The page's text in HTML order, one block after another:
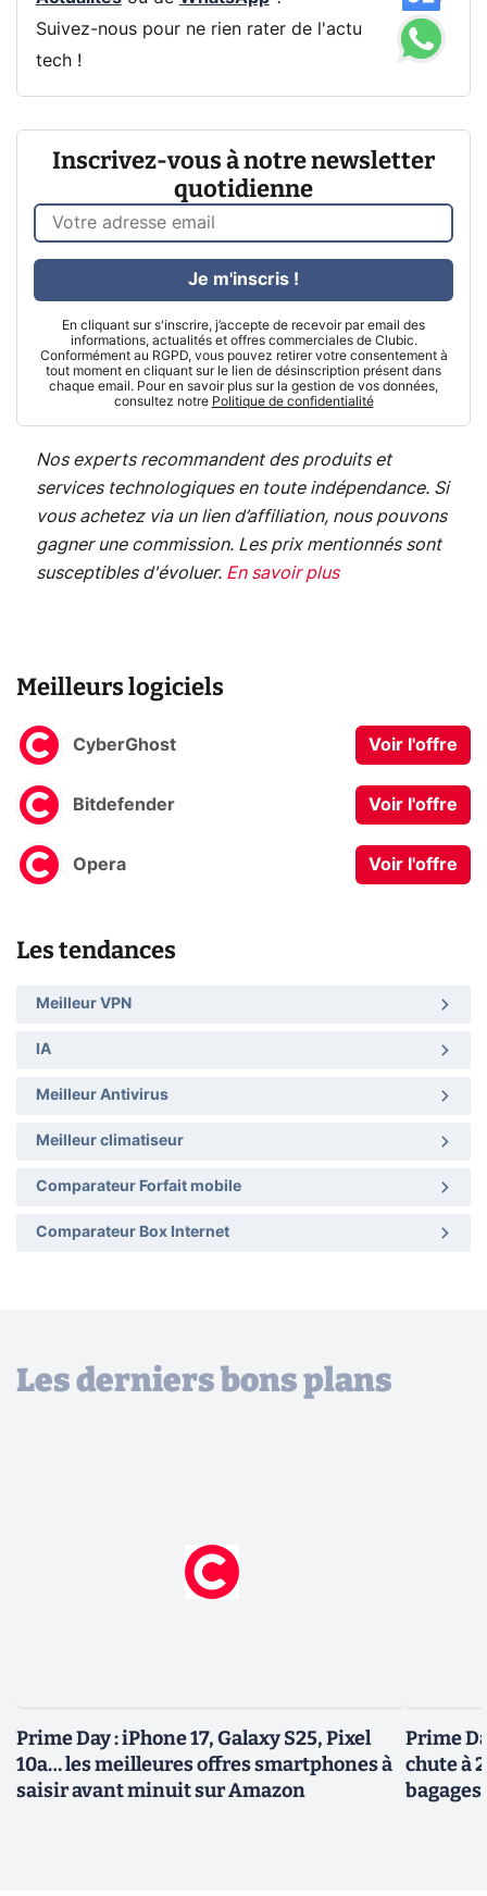
Suivez-nous pour ne rien rater de l'actu
tech !
Inscrivez-vous à notre newsletter
quotidienne
En cliquant sur s'inscrire, j’accepte de recevoir par email des
informations, actualités et offres commerciales de Clubic.
Conformément au RGPD, vous pouvez retirer votre consentement à
tout moment en cliquant sur le lien de désinscription présent dans
chaque email. Pour en savoir plus sur la gestion de vos données,
consultez notre Politique de confidentialité
Je m'inscris !
Nos experts recommandent des produits et
services technologiques en toute indépendance. Si
vous achetez via un lien d’affiliation, nous pouvons
gagner une commission. Les prix mentionnés sont
susceptibles d'évoluer. En savoir plus
Meilleurs logiciels
CyberGhost Voir l'offre
Bitdefender Voir l'offre
Opera Voir l'offre
Les tendances
Meilleur VPN
IA
Meilleur Antivirus
Meilleur climatiseur
Comparateur Forfait mobile
Comparateur Box Internet
Les derniers bons plans
Prime Day : iPhone 17, Galaxy S25, Pixel
10a… les meilleures offres smartphones à
saisir avant minuit sur Amazon
Prime
chute à